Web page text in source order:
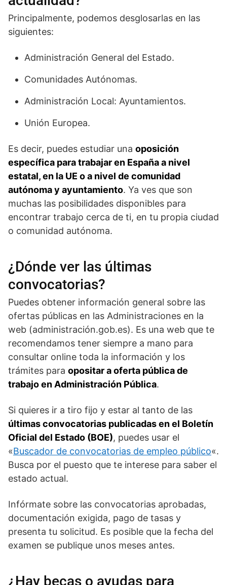
Principalmente, podemos desglosarlas en las
siguientes:
Administración General del Estado.
Comunidades Autónomas.
Administración Local: Ayuntamientos.
Unión Europea.
Es decir, puedes estudiar una oposición
específica para trabajar en España a nivel
estatal, en la UE o a nivel de comunidad
autónoma y ayuntamiento. Ya ves que son
muchas las posibilidades disponibles para
encontrar trabajo cerca de ti, en tu propia ciudad
o comunidad autónoma.
¿Dónde ver las últimas
convocatorias?
Puedes obtener información general sobre las
ofertas públicas en las Administraciones en la
web (administración.gob.es). Es una web que te
recomendamos tener siempre a mano para
consultar online toda la información y los
trámites para opositar a oferta pública de
trabajo en Administración Pública.
Si quieres ir a tiro fijo y estar al tanto de las
últimas convocatorias publicadas en el Boletín
Oficial del Estado (BOE), puedes usar el
«Buscador de convocatorias de empleo público«.
Busca por el puesto que te interese para saber el
estado actual.
Infórmate sobre las convocatorias aprobadas,
documentación exigida, pago de tasas y
presenta tu solicitud. Es posible que la fecha del
examen se publique unos meses antes.
¿Hay becas o ayudas para